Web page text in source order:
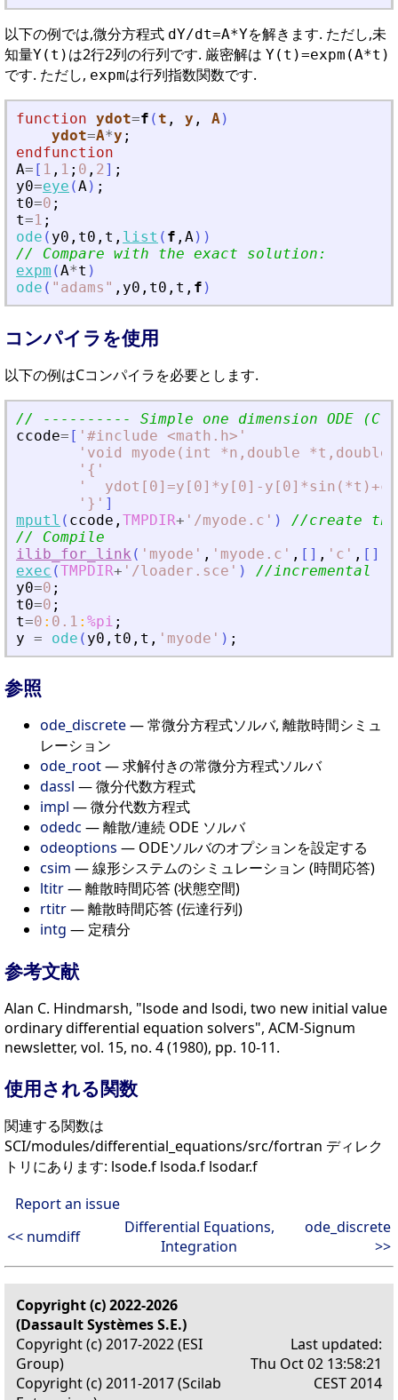
以下の例では,微分方程式 dY/dt=A*Yを解きます. ただし,未
知量Y(t) は2行2列の行列です. 厳密解は Y(t)=expm(A*t)
です. ただし, expmは行列指数関数です.
function ydot=f (t , y , A)
ydot=A*y ;
endfunction
A= [ 1 , 1 ; 0 , 2] ;
y0=eye (A) ;
t0=0 ;
t=1 ;
ode ( y0 , t0 , t , list ( f , A) )
// Compare with the exact solution:
expm (A*t )
ode ( " adams " , y0 , t0 , t , f )
コンパイラを使用
以下の例はCコンパイラを必要とします.
// ---------- Simple one dimension ODE (C
ccode= [ ' #include <math.h> '
' void myode(int *n,double
' { '
'
ydot[0]=y[0]*y[0]-
' } ' ]
mputl ( ccode , TMPDIR+ ' /myode.c ' )
//create
// Compile
ilib_for_link ( ' myode ' , ' myode.c ' , [ ] , ' c ' , [ ]
exec (TMPDIR+ ' /loader.sce ' )
//incremental
y0=0 ;
t0=0 ;
t=0 : 0.1 : %pi ;
y = ode ( y0 , t0 , t , ' myode ' ) ;
参照
ode_discrete— 常微分方程式ソルバ, 離散時間シミュ
レーション
ode_root— 求解付きの常微分方程式ソルバ
dassl — 微分代数方程式
impl — 微分代数方程式
odedc — 離散/連続 ODE ソルバ
odeoptions — ODEソルバのオプションを設定する
csim — 線形システムのシミュレーション (時間応答)
ltitr— 離散時間応答 (状態空間)
rtitr— 離散時間応答 (伝達行列)
intg — 定積分
参考文献
Alan C. Hindmarsh, "lsode and lsodi, two new initial value
ordinary differential equation solvers", ACM-Signum
newsletter, vol. 15, no. 4 (1980), pp. 10-11.
使用される関数
関連する関数は
SCI/modules/differential_equations/src/fortran ディレク
トリにあります: lsode.f lsoda.f lsodar.f
Report an issue
<< numdiff
Differential Equations,
Integration
ode_discrete
>>
Copyright (c) 2022-2026
(Dassault Systèmes S.E.)
Copyright (c) 2017-2022 (ESI
Group)
Copyright (c) 2011-2017 (Scilab
Last updated:
Thu Oct 02 13:58:21
CEST 2014